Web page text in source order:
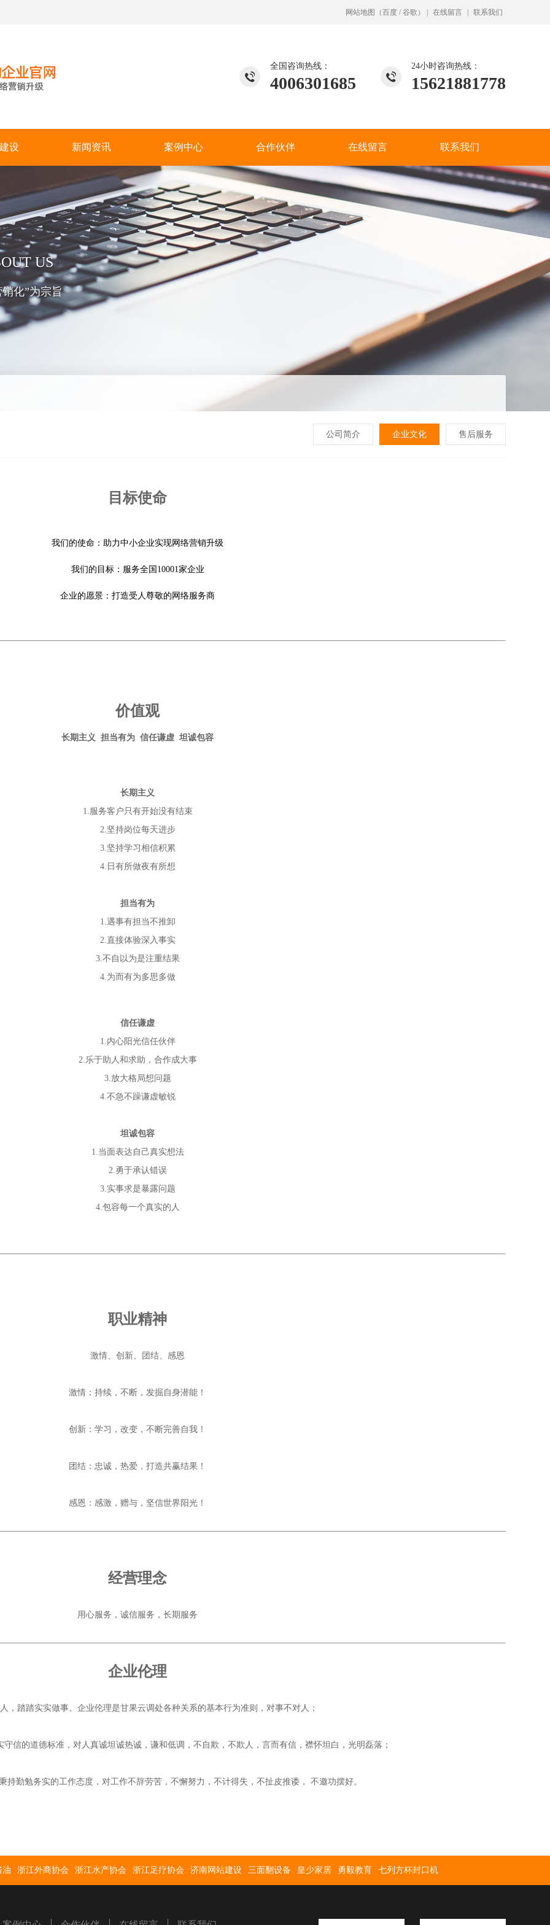
网站地图 （百度 / 谷歌 ） 在线留言 联系我们
24小时咨询热线：
15621881778
全国咨询热线：
4006301685
设 新闻资讯 案例中心 合作伙伴 在线留言 联系我们
US
化”为宗旨
公司简介 企业文化 售后服务
目标使命
我们的使命：助力中小企业实现网络营销升级
我们的目标：服务全国10001家企业
企业的愿景：打造受人尊敬的网络服务商
价值观
长期主义 担当有为 信任谦虚 坦诚包容
长期主义
1.服务客户只有开始没有结束
2.坚持岗位每天进步
3.坚持学习相信积累
4.日有所做夜有所想
担当有为
1.遇事有担当不推卸
2.直接体验深入事实
3.不自以为是注重结果
4.为而有为多思多做
信任谦虚
1.内心阳光信任伙伴
2.乐于助人和求助，合作成大事
3.放大格局想问题
4.不急不躁谦虚敏锐
坦诚包容
1.当面表达自己真实想法
2.勇于承认错误
3.实事求是暴露问题
4.包容每一个真实的人
职业精神
激情、创新、团结、感恩
激情：持续，不断，发掘自身潜能！
创新：学习，改变，不断完善自我！
团结：忠诚，热爱，打造共赢结果！
感恩：感激，赠与，坚信世界阳光！
经营理念
用心服务，诚信服务，长期服务
企业伦理
，踏踏实实做事。企业伦理是甘果云调处各种关系的基本行为准则，对事不对人 ；
守信的道德标准，对人真诚坦诚热诚，谦和低调，不自欺，不欺人，言而有信，襟怀坦白，光明磊落；
持勤勉务实的工作态度，对工作不辞劳苦，不懈努力，不计得失，不扯皮推诿 ， 不邀功摆好。
油 浙江外商协会 浙江水产协会 浙江足疗协会 济南网站建设 三面翻设备 皇少家居 勇毅教育 七列方杯封口机